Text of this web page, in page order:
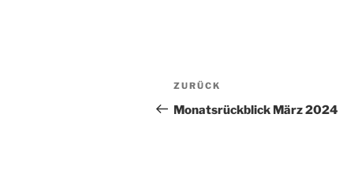
Beitragsnavigation
Vorheriger
Beitrag
ZURÜCK
Monatsrückblick März 2024